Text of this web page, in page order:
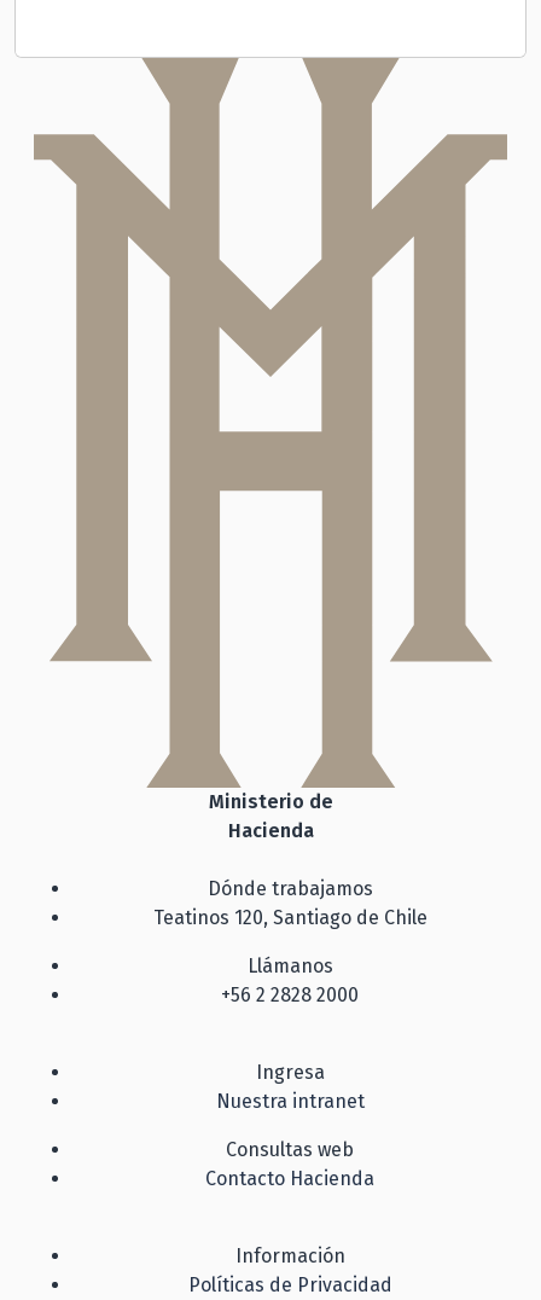
Ministerio de
Hacienda
Dónde trabajamos
Teatinos 120, Santiago de Chile
Llámanos
+56 2 2828 2000
Ingresa
Nuestra intranet
Consultas web
Contacto Hacienda
Información
Políticas de Privacidad